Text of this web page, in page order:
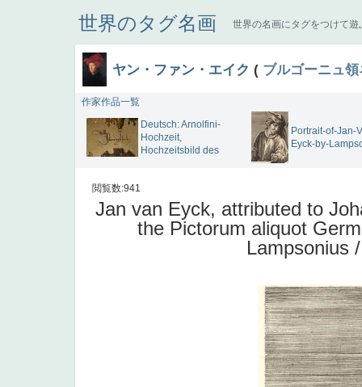
世界のタグ名画 世界の名画にタグをつけて遊
ヤン・ファン・エイク ( ブルゴーニュ
作家作品一覧
Deutsch: Arnolfini-
Hochzeit,
Hochzeitsbild des
Portrait-of-Jan-
Eyck-by-
閲覧数:941
Jan van Eyck, attributed to
the Pictorum aliquot
Lampsonius